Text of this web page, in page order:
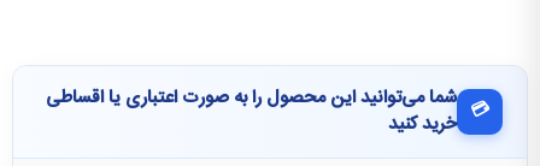
💳 شما می‌توانید این محصول را به صورت اعتباری یا اقساطی
خرید کنید